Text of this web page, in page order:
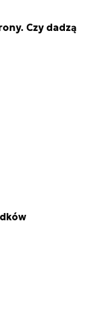
Czy dadzą